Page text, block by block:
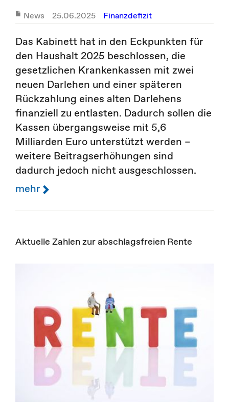
News 25.06.2025 Finanzdefizit
Das Kabinett hat in den Eckpunkten für
den Haushalt 2025 beschlossen, die
gesetzlichen Krankenkassen mit zwei
neuen Darlehen und einer späteren
Rückzahlung eines alten Darlehens
finanziell zu entlasten. Dadurch sollen die
Kassen übergangsweise mit 5,6
Milliarden Euro unterstützt werden –
weitere Beitragserhöhungen sind
dadurch jedoch nicht ausgeschlossen.
mehr
Aktuelle Zahlen zur abschlagsfreien Rente